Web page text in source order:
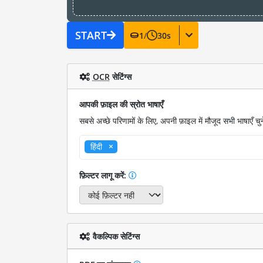
START 1/ 30s
OCR सेटिंग्स
आपकी फ़ाइल की स्रोत भाषाएँ
सबसे अच्छे परिणामों के लिए, अपनी फ़ाइल में मौजूद सभी भाषाएँ
हिंदी
फ़िल्टर लागू करें:
वैकल्पिक सेटिंग्स